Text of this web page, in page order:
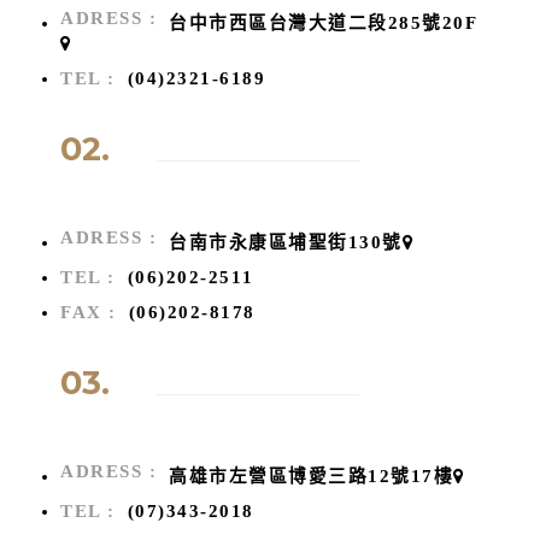
ADRESS : 台中市西區台灣大道二段285號20F
TEL : (04)2321-6189
02.
ADRESS :
台南市永康區埔聖街130號
TEL :
(06)202-2511
FAX :
(06)202-8178
03.
ADRESS :
高雄市左營區博愛三路12號17樓
TEL :
(07)343-2018